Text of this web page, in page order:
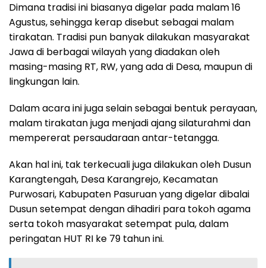
Dimana tradisi ini biasanya digelar pada malam 16
Agustus, sehingga kerap disebut sebagai malam
tirakatan. Tradisi pun banyak dilakukan masyarakat
Jawa di berbagai wilayah yang diadakan oleh
masing-masing RT, RW, yang ada di Desa, maupun di
lingkungan lain.
Dalam acara ini juga selain sebagai bentuk perayaan,
malam tirakatan juga menjadi ajang silaturahmi dan
mempererat persaudaraan antar-tetangga.
Akan hal ini, tak terkecuali juga dilakukan oleh Dusun
Karangtengah, Desa Karangrejo, Kecamatan
Purwosari, Kabupaten Pasuruan yang digelar dibalai
Dusun setempat dengan dihadiri para tokoh agama
serta tokoh masyarakat setempat pula, dalam
peringatan HUT RI ke 79 tahun ini.